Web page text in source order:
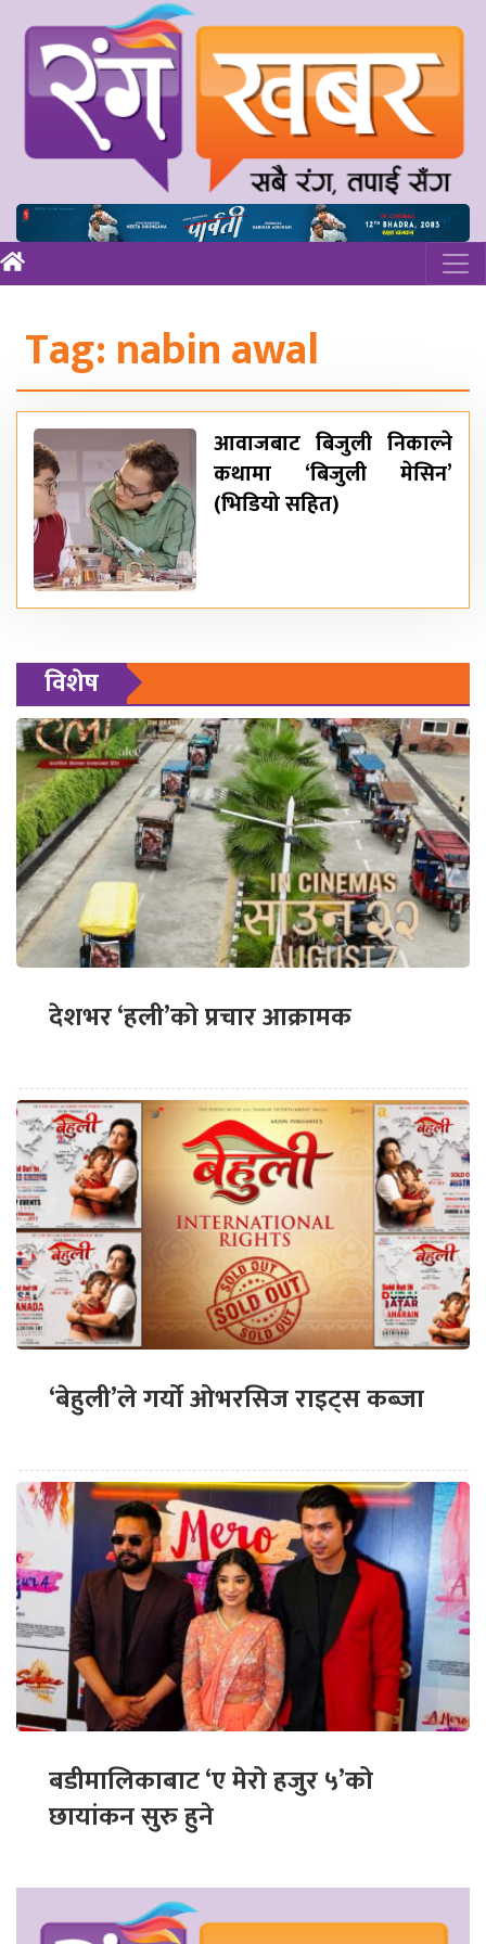
Tag:nabin awal
आवाजबाट बिजुली निकाल्ने
कथामा ‘बिजुली मेसिन’
(भिडियो सहित)
विशेष
देशभर ‘हली’को प्रचार आक्रामक
‘बेहुली’ले गर्यो ओभरसिज राइट्स कब्जा
बडीमालिकाबाट ‘ए मेरो हजुर ५’को
छायांकन सुरु हुने